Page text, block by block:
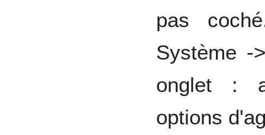
pas
Système -
onglet :
options